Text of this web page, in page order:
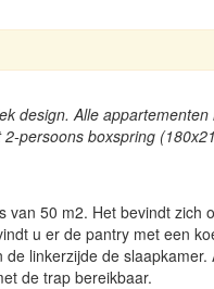
design. Alle
persoons boxspring
50 m2. Het bevindt zich
u er de pantry met een
linkerzijde de
de trap bereikbaar.